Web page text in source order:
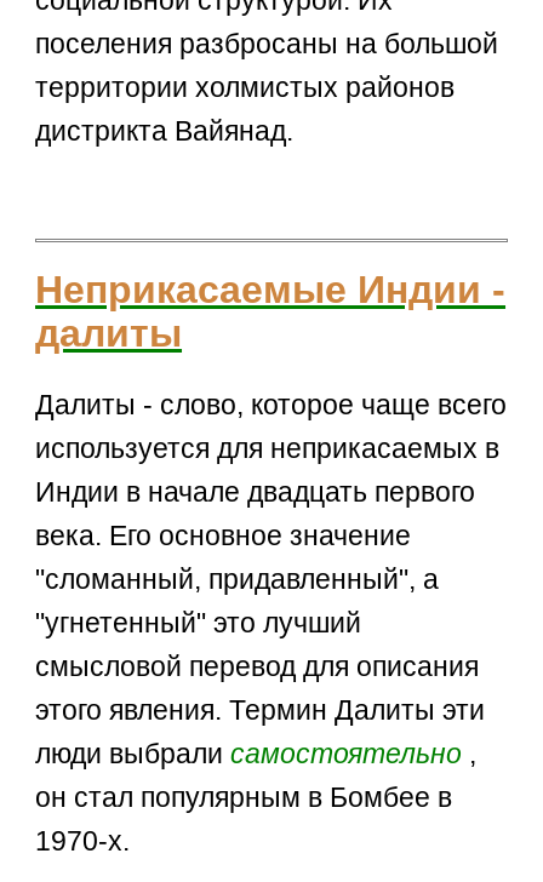
поселения разбросаны на большой
территории холмистых районов
дистрикта Вайянад.
Неприкасаемые Индии -
далиты
Далиты - слово, которое чаще всего
используется для неприкасаемых в
Индии в начале двадцать первого
века. Его основное значение
"сломанный, придавленный", а
"угнетенный" это лучший
смысловой перевод для описания
этого явления. Термин Далиты эти
люди выбралисамостоятельно ,
он стал популярным в Бомбее в
1970-х.